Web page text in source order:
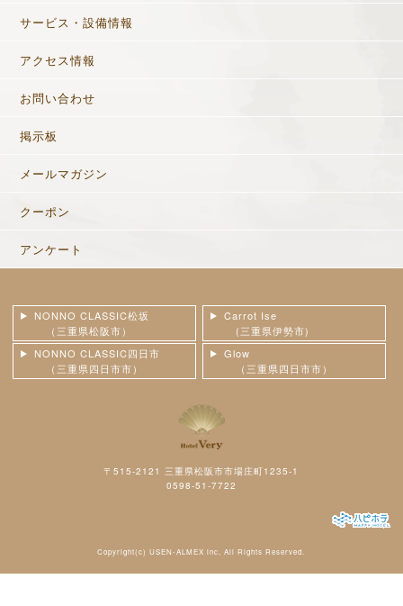
サービス・設備情報
アクセス情報
お問い合わせ
掲示板
メールマガジン
クーポン
アンケート
NONNO CLASSIC松坂
（三重県松阪市）
Carrot Ise
(三重県伊勢市)
NONNO CLASSIC四日市
（三重県四日市市）
Glow
（三重県四日市市）
〒515-2121 三重県松阪市市場庄町1235-1
0598-51-7722
Copyright(c)USEN-ALMEX inc, All Rights Reserved.